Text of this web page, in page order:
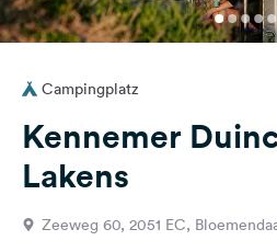
Registrieren
Einloggen
Fragen &
Feedback
Sprache:
Deutsch
Campingplatz
Kennemer
Lakens
Zeeweg 60, 2051 EC,